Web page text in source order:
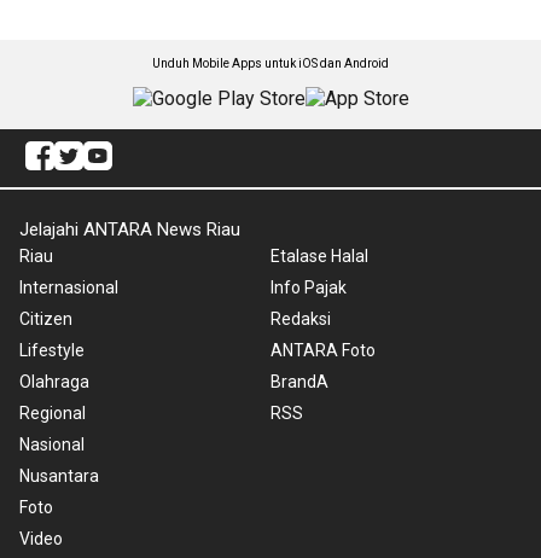
Unduh Mobile Apps untuk iOS dan Android
Jelajahi ANTARA News Riau
Riau
Internasional
Citizen
Lifestyle
Olahraga
Regional
Nasional
Nusantara
Foto
Video
Etalase Halal
Info Pajak
Redaksi
ANTARA Foto
BrandA
RSS